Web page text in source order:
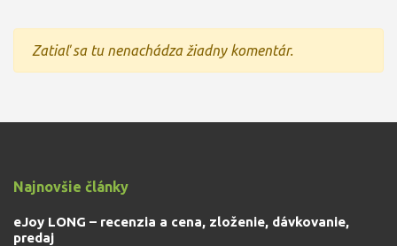
Zatiaľ sa tu nenachádza žiadny komentár.
Najnovšie články
eJoy LONG – recenzia a cena, zloženie, dávkovanie,
predaj